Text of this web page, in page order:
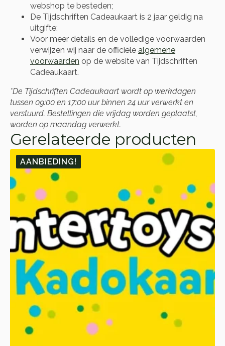
webshop te besteden;
De Tijdschriften Cadeaukaart is 2 jaar geldig na
uitgifte;
Voor meer details en de volledige voorwaarden
verwijzen wij naar de officiële algemene
voorwaarden op de website van Tijdschriften
Cadeaukaart.
*De Tijdschriften Cadeaukaart wordt op werkdagen
tussen 09:00 en 17:00 uur binnen 24 uur verwerkt en
verstuurd. Bestellingen die vrijdag worden geplaatst,
worden op maandag verwerkt.
Gerelateerde producten
AANBIEDING!